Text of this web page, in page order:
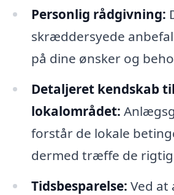
Personlig rådgivning:
skræddersyede
på dine ønsker og
Detaljeret kendskab til
lokalområdet:
forstår de lokale
dermed træffe de
Tidsbesparelse: Ved